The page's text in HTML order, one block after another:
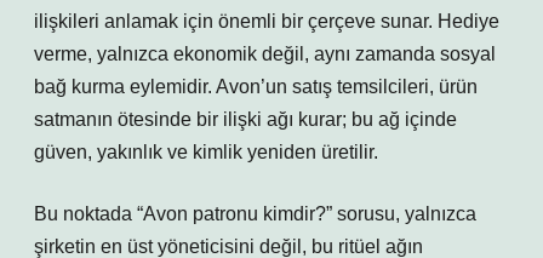
ilişkileri anlamak için önemli bir çerçeve sunar. Hediye
verme, yalnızca ekonomik değil, aynı zamanda sosyal
bağ kurma eylemidir. Avon’un satış temsilcileri, ürün
satmanın ötesinde bir ilişki ağı kurar; bu ağ içinde
güven, yakınlık ve kimlik yeniden üretilir.
Bu noktada “Avon patronu kimdir?” sorusu, yalnızca
şirketin en üst yöneticisini değil, bu ritüel ağın